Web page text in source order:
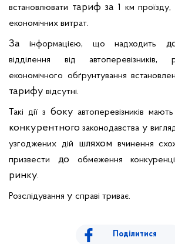
встановлювати тариф за 1 км проїзду,
економічних витрат.
Заінформацією, що надходить
відділення
від автоперевізників,
економічного обґрунтування
тарифу відсутні.
Такі дії з бокуавтоперевізників мають
конкурентногозаконодавства у
узгоджених дій шляхом вчинення
призвести
до обмеження
ринку.
Розслідування у справі триває.
Поділитися